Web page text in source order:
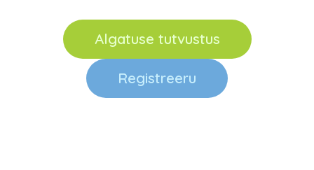
Algatuse tutvustus
Registreeru